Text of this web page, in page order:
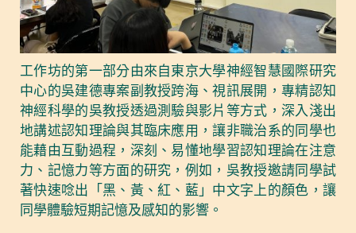
工作坊的第一部分由來自東京大學神經智慧國際研究
中心的吳建德專案副教授跨海、視訊展開，專精認知
神經科學的吳教授透過測驗與影片等方式，深入淺出
地講述認知理論與其臨床應用，讓非職治系的同學也
能藉由互動過程，深刻、易懂地學習認知理論在注意
力、記憶力等方面的研究，例如，吳教授邀請同學試
著快速唸出「黑、黃、紅、藍」中文字上的顏色，讓
同學體驗短期記憶及感知的影響。